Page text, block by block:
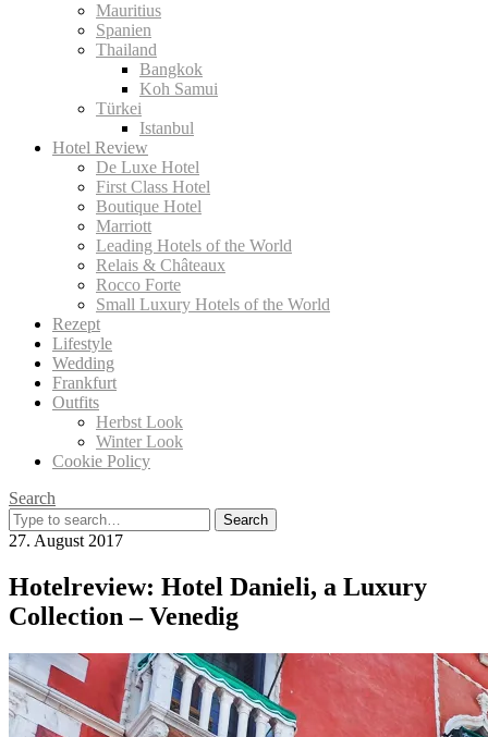
Mauritius
Spanien
Thailand
Bangkok
Koh Samui
Türkei
Istanbul
Hotel Review
De Luxe Hotel
First Class Hotel
Boutique Hotel
Marriott
Leading Hotels of the World
Relais & Châteaux
Rocco Forte
Small Luxury Hotels of the World
Rezept
Lifestyle
Wedding
Frankfurt
Outfits
Herbst Look
Winter Look
Cookie Policy
Search
Search
for:
27. August 2017
Hotelreview: Hotel Danieli, a Luxury
Collection – Venedig